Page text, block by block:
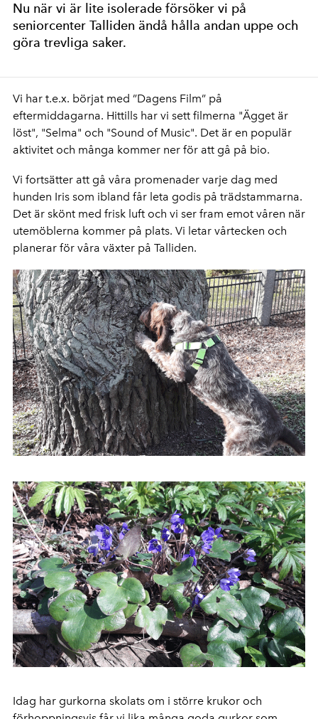
Nu när vi är lite isolerade försöker vi på
seniorcenter Talliden ändå hålla andan uppe och
göra trevliga saker.
Vi har t.e.x. börjat med ”Dagens Film” på
eftermiddagarna. Hittills har vi sett filmerna "Ägget är
löst", "Selma" och "Sound of Music". Det är en populär
aktivitet och många kommer ner för att gå på bio.
Vi fortsätter att gå våra promenader varje dag med
hunden Iris som ibland får leta godis på trädstammarna.
Det är skönt med frisk luft och vi ser fram emot våren när
utemöblerna kommer på plats. Vi letar vårtecken och
planerar för våra växter på Talliden.
Idag har gurkorna skolats om i större krukor och